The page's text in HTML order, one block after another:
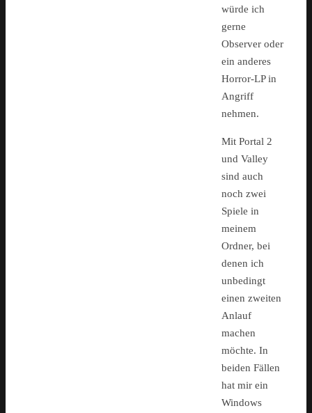
würde ich
gerne
Observer oder
ein anderes
Horror-LP in
Angriff
nehmen.
Mit Portal 2
und Valley
sind auch
noch zwei
Spiele in
meinem
Ordner, bei
denen ich
unbedingt
einen zweiten
Anlauf
machen
möchte. In
beiden Fällen
hat mir ein
Windows